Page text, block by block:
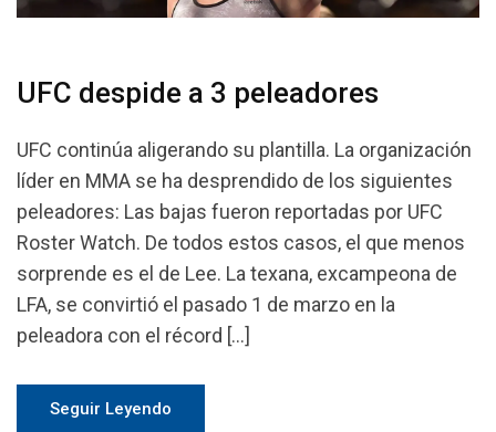
UFC despide a 3 peleadores
UFC continúa aligerando su plantilla. La organización
líder en MMA se ha desprendido de los siguientes
peleadores: Las bajas fueron reportadas por UFC
Roster Watch. De todos estos casos, el que menos
sorprende es el de Lee. La texana, excampeona de
LFA, se convirtió el pasado 1 de marzo en la
peleadora con el récord […]
Seguir Leyendo